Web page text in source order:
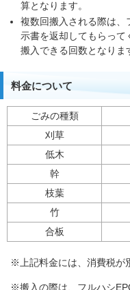
算となります。
複数回搬入される際は、
示書を返却してもらって
搬入できる回数となりま
料金について
ごみの種類
刈草
低木
幹
枝葉
竹
合板
※上記料金には、消費税が
※搬入の際は、フルハシ